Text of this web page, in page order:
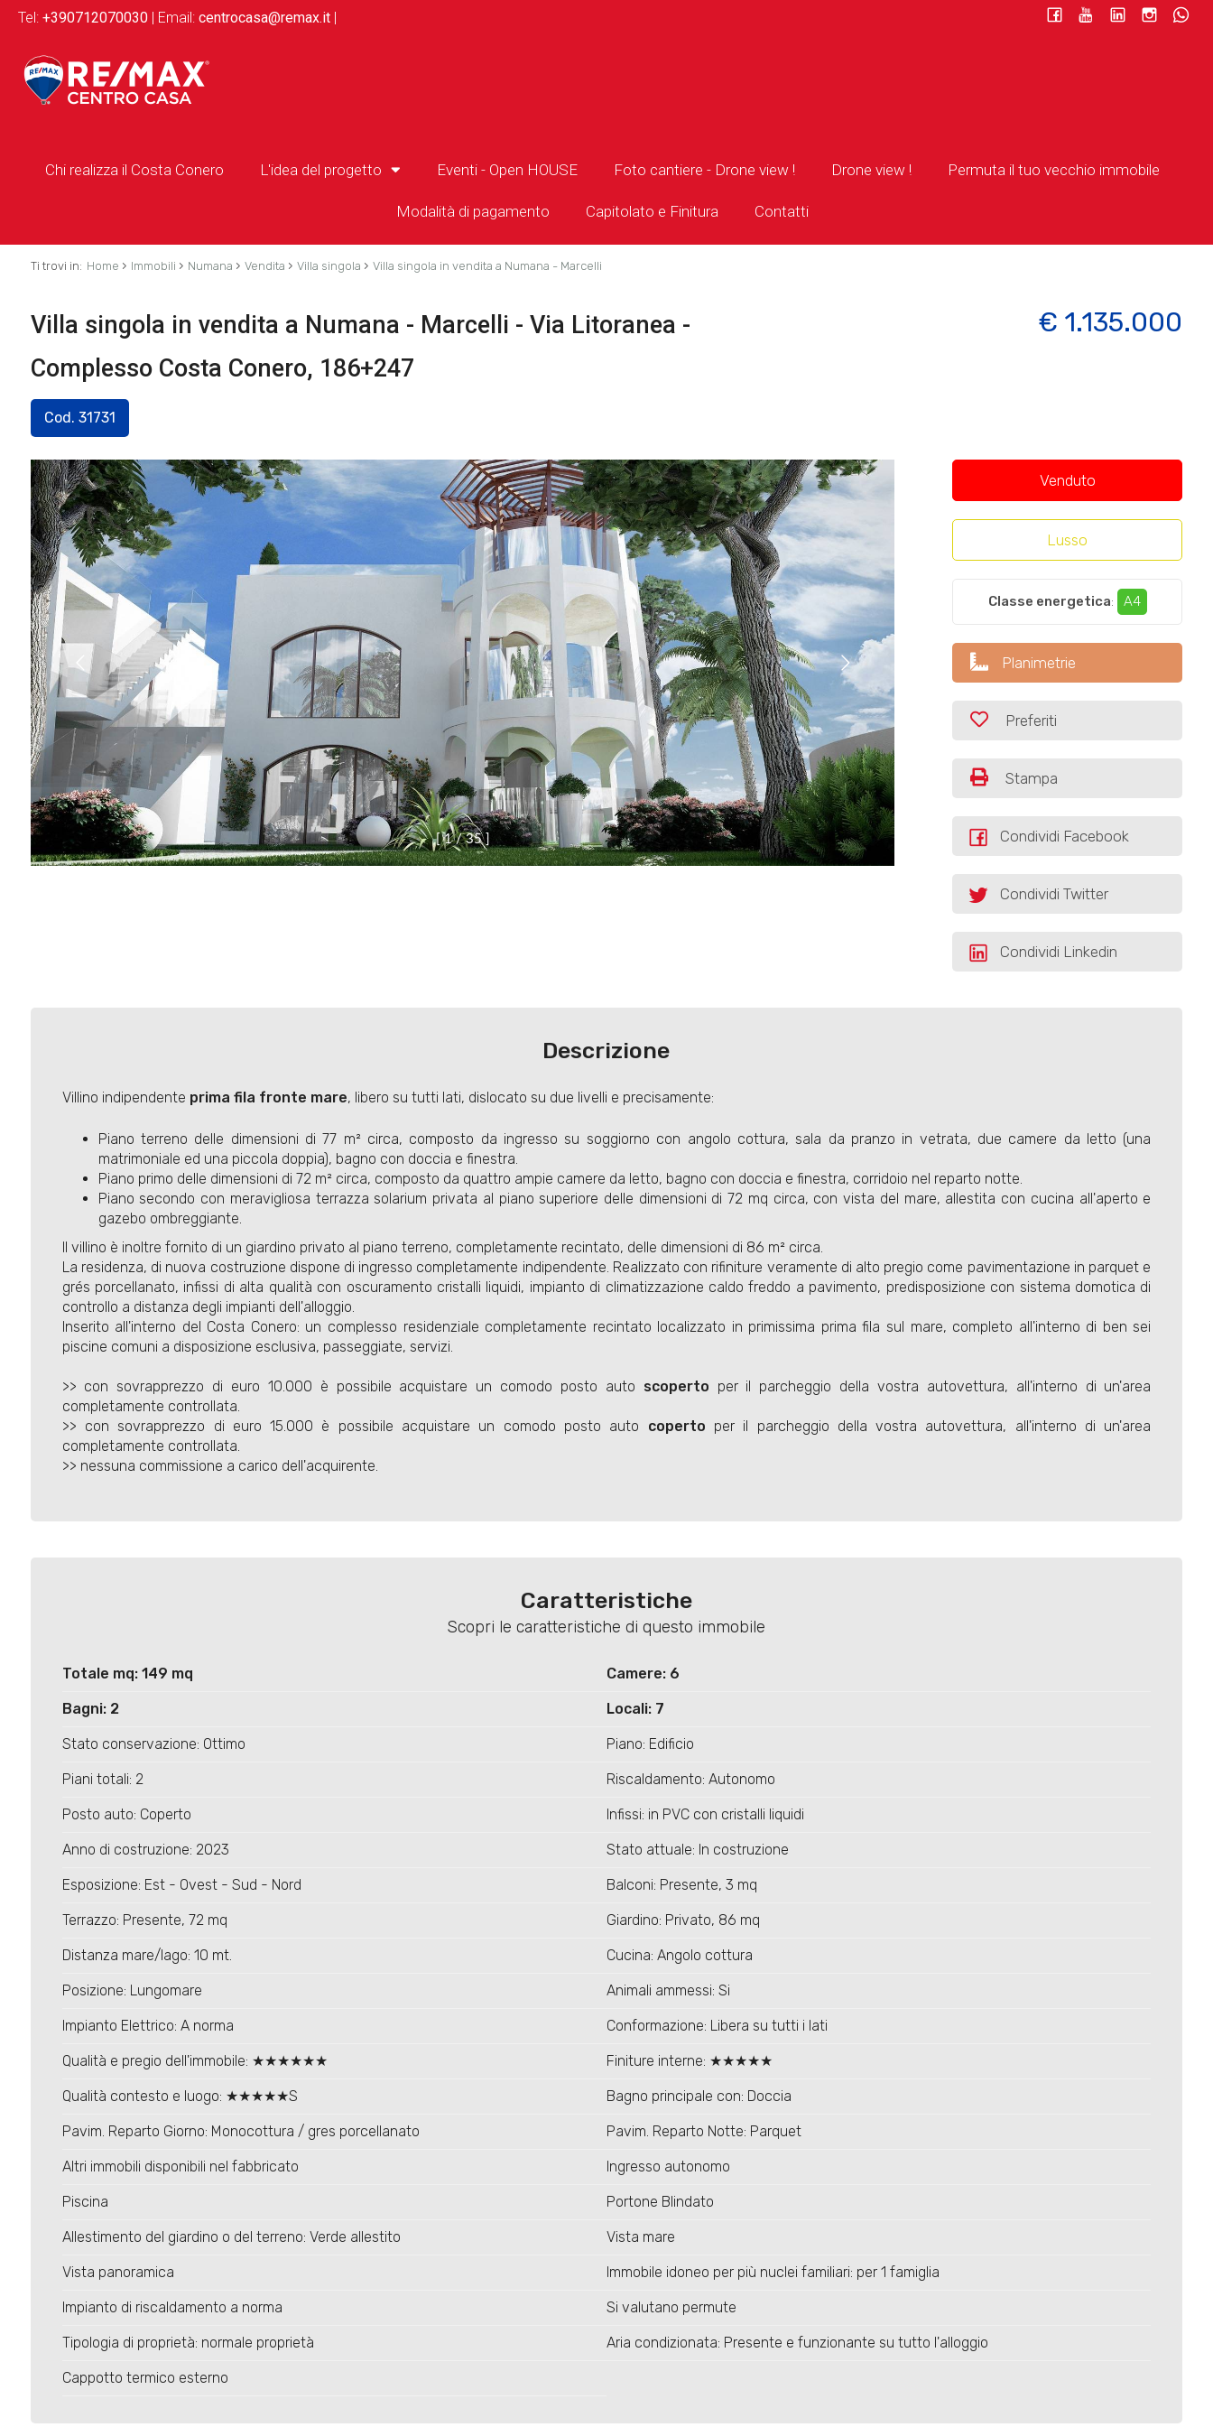
Chi realizza il Costa Conero L'idea del progetto Eventi - Open HOUSE Foto cantiere - Drone view ! Drone view ! Permuta il tuo vecchio immobile
Modalità di pagamento Capitolato e Finitura Contatti
Tel: +390712070030 | Email: centrocasa@remax.it |
Ti trovi in: Home › Immobili › Numana › Vendita › Villa singola › Villa singola in vendita a Numana - Marcelli
Villa singola in vendita a Numana - Marcelli - Via Litoranea -
Complesso Costa Conero, 186+247
Cod. 31731
€ 1.135.000
[ 1 / 35 ]
/ 3 ]
Venduto
Lusso
Classe energetica: A4
Planimetrie
Preferiti
Stampa
Condividi Facebook
Condividi Twitter
Condividi Linkedin
Descrizione
Villino indipendente prima fila fronte mare, libero su tutti lati, dislocato su due livelli e precisamente:
Piano terreno delle dimensioni di 77 m² circa, composto da ingresso su soggiorno con angolo cottura, sala da pranzo in vetrata, due camere da letto (una
matrimoniale ed una piccola doppia), bagno con doccia e finestra.
Piano primo delle dimensioni di 72 m² circa, composto da quattro ampie camere da letto, bagno con doccia e finestra, corridoio nel reparto notte.
Piano secondo con meravigliosa terrazza solarium privata al piano superiore delle dimensioni di 72 mq circa, con vista del mare, allestita con cucina all'aperto e
gazebo ombreggiante.
Il villino è inoltre fornito di un giardino privato al piano terreno, completamente recintato, delle dimensioni di 86 m² circa.
La residenza, di nuova costruzione dispone di ingresso completamente indipendente. Realizzato con rifiniture veramente di alto pregio come pavimentazione in parquet e
grés porcellanato, infissi di alta qualità con oscuramento cristalli liquidi, impianto di climatizzazione caldo freddo a pavimento, predisposizione con sistema domotica di
controllo a distanza degli impianti dell'alloggio.
Inserito all'interno del Costa Conero: un complesso residenziale completamente recintato localizzato in primissima prima fila sul mare, completo all'interno di ben sei
piscine comuni a disposizione esclusiva, passeggiate, servizi.
>> con sovrapprezzo di euro 10.000 è possibile acquistare un comodo posto auto scoperto per il parcheggio della vostra autovettura, all'interno di un'area
completamente controllata.
>> con sovrapprezzo di euro 15.000 è possibile acquistare un comodo posto auto coperto per il parcheggio della vostra autovettura, all'interno di un'area
completamente controllata.
>> nessuna commissione a carico dell'acquirente.
Caratteristiche
Scopri le caratteristiche di questo immobile
Totale mq: 149 mq Camere: 6
Bagni: 2 Locali: 7
Stato conservazione: Ottimo Piano: Edificio
Piani totali: 2 Riscaldamento: Autonomo
Posto auto: Coperto Infissi: in PVC con cristalli liquidi
Anno di costruzione: 2023 Stato attuale: In costruzione
Esposizione: Est - Ovest - Sud - Nord Balconi: Presente, 3 mq
Terrazzo: Presente, 72 mq Giardino: Privato, 86 mq
Distanza mare/lago: 10 mt. Cucina: Angolo cottura
Posizione: Lungomare Animali ammessi: Si
Impianto Elettrico: A norma Conformazione: Libera su tutti i lati
Qualità e pregio dell'immobile: ★★★★★★ Finiture interne: ★★★★★
Qualità contesto e luogo: ★★★★★S Bagno principale con: Doccia
Pavim. Reparto Giorno: Monocottura / gres porcellanato Pavim. Reparto Notte: Parquet
Altri immobili disponibili nel fabbricato Ingresso autonomo
Piscina Portone Blindato
Allestimento del giardino o del terreno: Verde allestito Vista mare
Vista panoramica Immobile idoneo per più nuclei familiari: per 1 famiglia
Impianto di riscaldamento a norma Si valutano permute
Tipologia di proprietà: normale proprietà Aria condizionata: Presente e funzionante su tutto l'alloggio
Cappotto termico esterno